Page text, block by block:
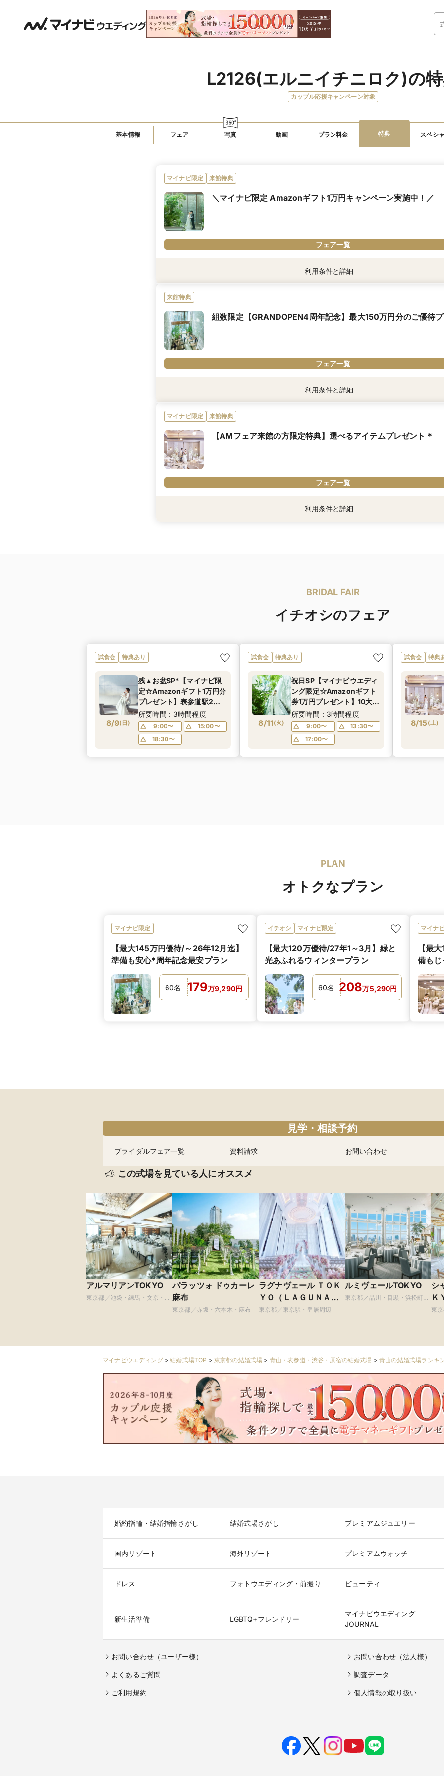
L2126(エルニイチニロク)の
カップル応援キャンペーン対象
基本情報 フェア 写真 動画 プラン料金 特典 スペシ
マイナビ限定 来館特典
＼マイナビ限定 Amazonギフト1万円キャンペーン実施中！／
フェア一覧
※特定のフェアよりご予約をお願いします。
※当グループ1件目の場合お渡し
内容詳細
【マイナビウエディング限定☆Amazonギフト券1万円プレゼント】
おふたりにぴったりな演出やプランをご提案＆豪華試食を楽しめるフェアを開催中。
さらに会場に来てくれたおふたりに特別にAmazonギフト1万円プレゼント！
利用条件と詳細
来館特典
組数限定【GRANDOPEN4周年記念】最大150万円分のご優待プ
フェア一覧
《最大150万円相当ご優待（日程により変動）》
内容一例：
・料理グレードアップ
・ウェディングドレス＆タキシード1着分プレゼント
・会場装花10万円
・写真映像アイテム15万円
※1件目来館のご参加でさらに10万円ご優待など、最大140万円分のBIG特典をご用意！
利用条件と詳細
マイナビ限定 来館特典
【AMフェア来館の方限定特典】選べるアイテムプレゼント＊
フェア一覧
利用条件と詳細
BRIDAL FAIR
イチオシのフェア
試食会 特典あり
8/9( 日)
残▲お盆SP*【マイナビ限
定☆Amazonギフト1万円分
プレゼント】表参道駅2分│
洗練×シンプル*1組貸切の
上質邸宅W×贅沢試食体験
所要時間：3時間程度
9:00〜
15:00〜
18:30〜
試食会 特典あり
8/11(火)
祝日SP【マイナビウエディ
ング限定☆Amazonギフト
券1万円プレゼント】10大特
典付！天窓からの光が差し
込む開放的なチャペル＆気
品ある非日常空間の披露宴
会場を見学×シェフ監修*試
所要時間：3時間程度
9:00〜
13:30〜
17:00〜
試食会 特典
8/15(土)
PLAN
オトクなプラン
マイナビ限定
【最大145万円優待/～26年12月迄】
準備も安心*周年記念最安プラン
60名 179万9,290円
イチオシ マイナビ限定
【最大120万優待/27年1～3月】緑と
光あふれるウィンタープラン
60名 208万5,290円
マイナ
【最
備もじ
ラン
見学・相談予約
ブライダルフェア一覧 資料請求 お問い合わせ
この式場を見ている人にオススメ
アルマリアンTOKYO
東京都／池袋・練馬・文京・板
パラッツォ ドゥカーレ
麻布
東京都／赤坂・六本木・麻布
ラグナヴェール ＴＯＫ
ＹＯ（ＬＡＧＵＮＡＶ
ＥＩＬ ＴＯＫＹＯ）
東京都／東京駅・皇居周辺
ルミヴェールTOKYO
東京都／品川・目黒・浜松町・
シ
Ｋ
東
マイナビウエディング>結婚式場TOP > 東京都の結婚式場 > 青山・表参道・渋谷・原宿の結婚式場 >青山の結婚式場ランキ
婚約指輪・結婚指輪さがし 結婚式場さがし プレミアムジュエリー
国内リゾート 海外リゾート プレミアムウォッチ
ドレス フォトウエディング・前撮り ビューティ
新生活準備 LGBTQ+フレンドリー
マイナビウエディング
JOURNAL
お問い合わせ（ユーザー様） お問い合わせ（法人様）
よくあるご質問 調査データ
ご利用規約 個人情報の取り扱い